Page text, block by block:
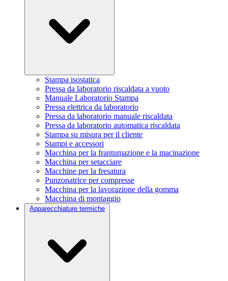
Stampa isostatica
Pressa da laboratorio riscaldata a vuoto
Manuale Laboratorio Stampa
Pressa elettrica da laboratorio
Pressa da laboratorio manuale riscaldata
Pressa da laboratorio automatica riscaldata
Stampa su misura per il cliente
Stampi e accessori
Macchina per la frantumazione e la macinazione
Macchina per setacciare
Macchine per la fresatura
Punzonatrice per compresse
Macchina per la lavorazione della gomma
Macchina di montaggio
Apparecchiature termiche